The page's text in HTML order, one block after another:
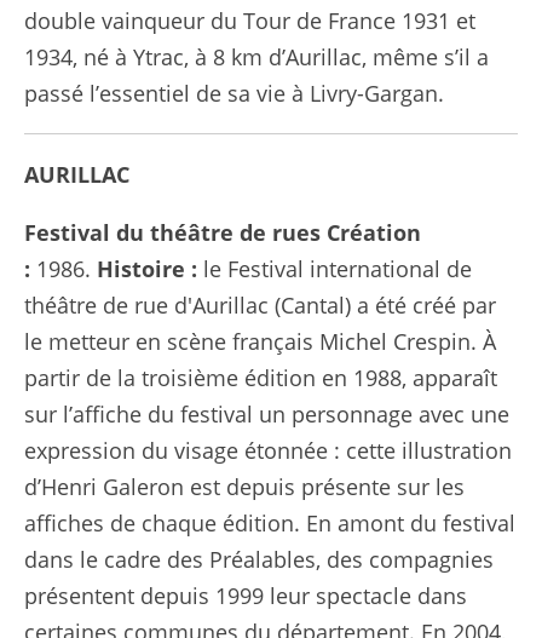
double vainqueur du Tour de France 1931 et
1934, né à Ytrac, à 8 km d’Aurillac, même s’il a
passé l’essentiel de sa vie à Livry-Gargan.
AURILLAC
Festival du théâtre de rues Création
: 1986. Histoire : le Festival international de
théâtre de rue d'Aurillac (Cantal) a été créé par
le metteur en scène français Michel Crespin. À
partir de la troisième édition en 1988, apparaît
sur l’affiche du festival un personnage avec une
expression du visage étonnée : cette illustration
d’Henri Galeron est depuis présente sur les
affiches de chaque édition. En amont du festival
dans le cadre des Préalables, des compagnies
présentent depuis 1999 leur spectacle dans
certaines communes du département. En 2004,